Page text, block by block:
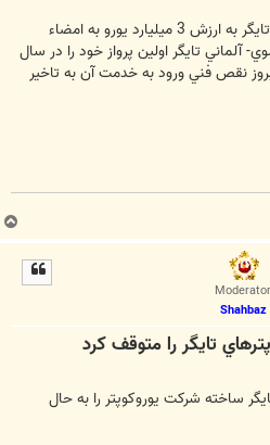
آلمان قراردادي براي خريد 80 فروند تايگر به ارزش 3 ميليارد يورو به امضاء
آلماني تايگر اولين پرواز خود را در سال
بروز نقص فني ورود به خدمت آن به تاخير
Moderator
Shahbaz
ساخته شرکت یوروکوپتر را به حال